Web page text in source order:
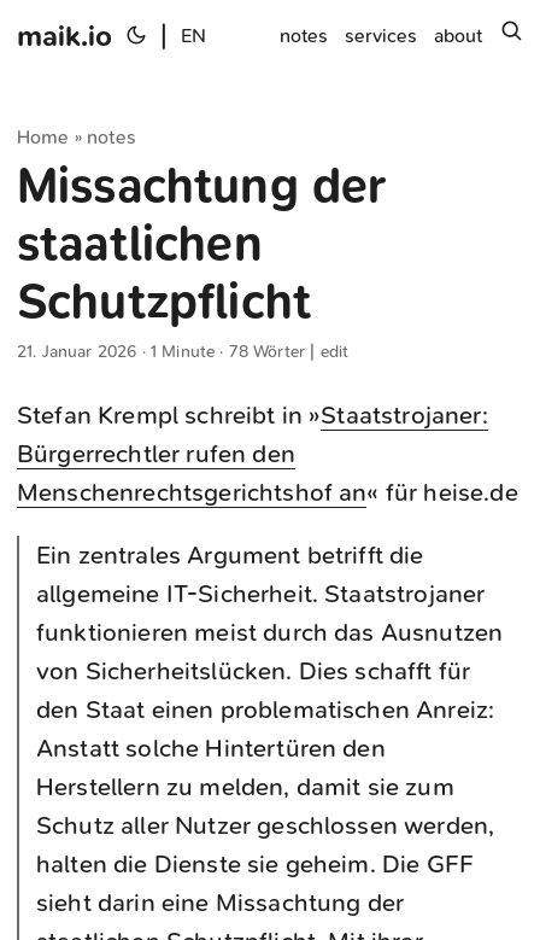
maik.io EN notes services about
Home » notes
Missachtung der
staatlichen
Schutzpflicht
21. Januar 2026 · 1 Minute · 78 Wörter | edit
Stefan Krempl schreibt in »Staatstrojaner:
Bürgerrechtler rufen den
Menschenrechtsgerichtshof an« für heise.de
Ein zentrales Argument betrifft die
allgemeine IT-Sicherheit. Staatstrojaner
funktionieren meist durch das Ausnutzen
von Sicherheitslücken. Dies schafft für
den Staat einen problematischen Anreiz:
Anstatt solche Hintertüren den
Herstellern zu melden, damit sie zum
Schutz aller Nutzer geschlossen werden,
halten die Dienste sie geheim. Die GFF
sieht darin eine Missachtung der